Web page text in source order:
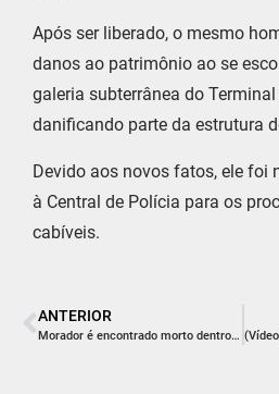
Após ser liberado, o mesmo
danos ao patrimônio ao se
galeria subterrânea do
danificando parte da estrutura
Devido aos novos fatos, ele foi
à Central de Polícia para os
cabíveis.
ANTERIOR
Morador é encontrado morto dentro de casa no bairro Mina Brasil, em Criciúma